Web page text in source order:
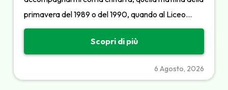
primavera del 1989 o del 1990, quando al Liceo…
Scopri di più
6 Agosto, 2026